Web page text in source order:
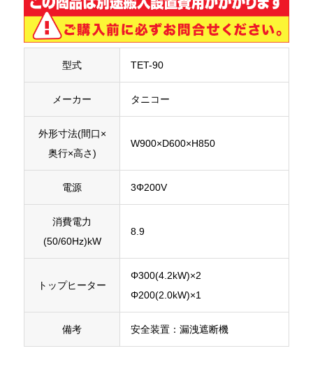
型式 TET-90
メーカー タニコー
外形寸法(間口×
奥行×高さ)
W900×D600×H850
電源 3Φ200V
消費電力
(50/60Hz)kW
8.9
トップヒーター
Φ300(4.2kW)×2
Φ200(2.0kW)×1
備考 安全装置：漏洩遮断機